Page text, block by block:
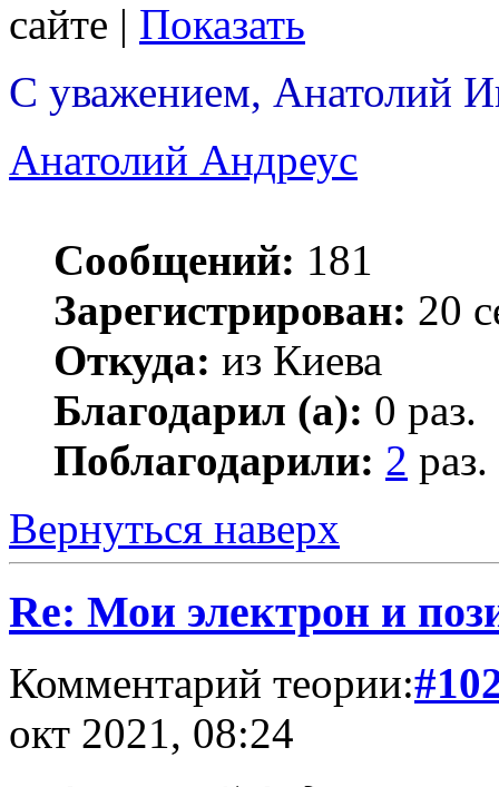
сайте | Показать
С уважением, Анатолий
Анатолий Андреус
Сообщений: 181
Зарегистрирован: 20
Откуда: из Киева
Благодарил (а): 0 раз.
Поблагодарили: 2 раз.
Вернуться наверх
Re: Мои электрон и
Комментарий теории:
окт 2021, 08:24